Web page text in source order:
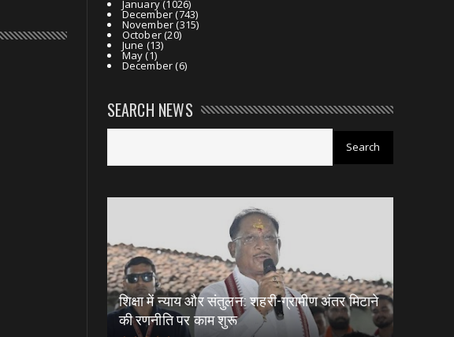
January(1026)
December(743)
November(315)
October(20)
June (13)
May(1)
December(6)
SEARCH NEWS
शिक्षा में न्याय और संतुलन: शहरी-ग्रामीण अंतर मिटाने
की रणनीति पर काम शुरू